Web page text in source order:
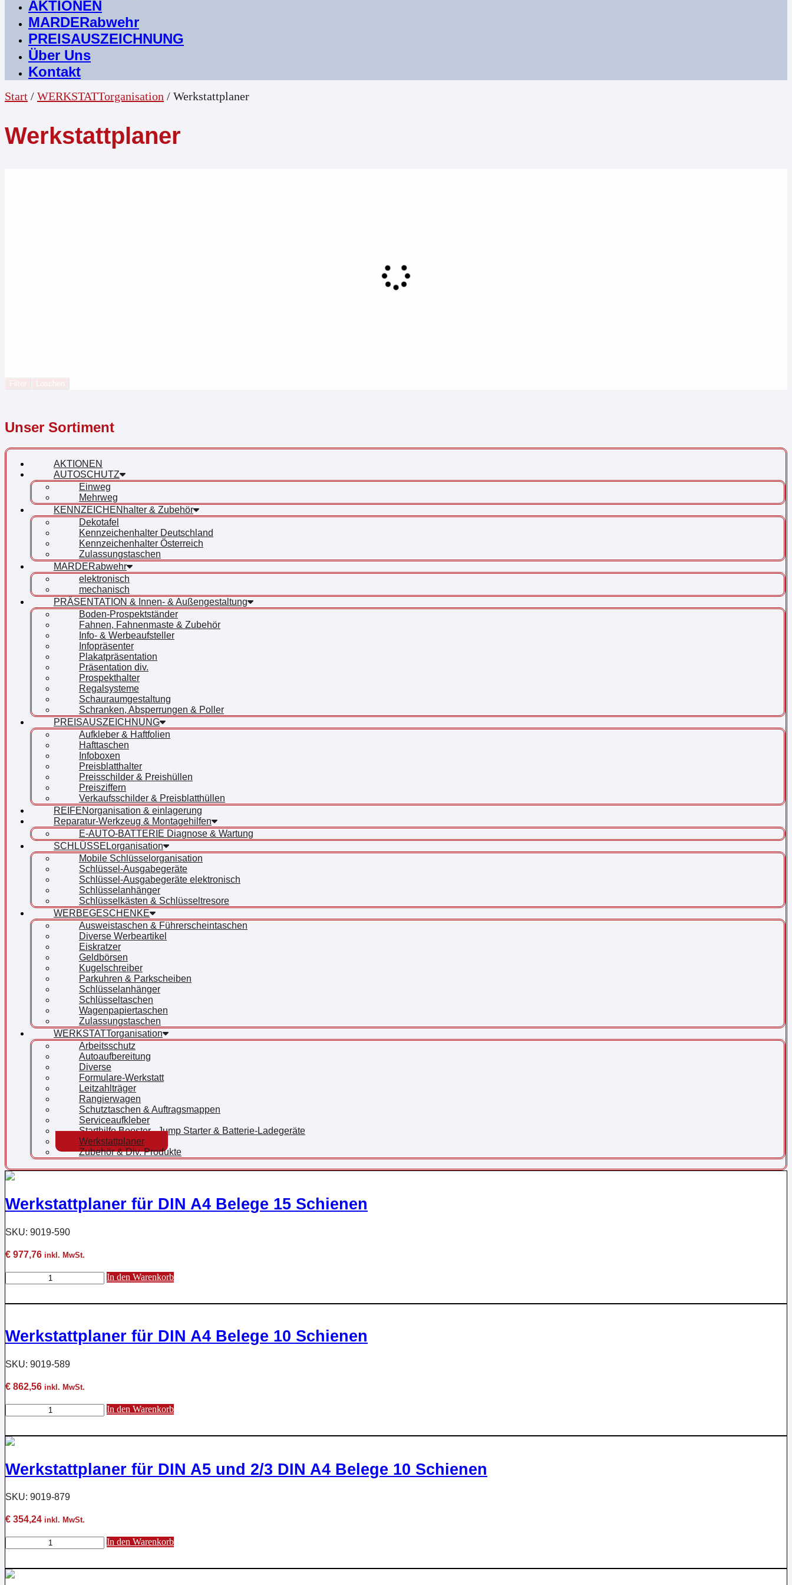
AKTIONEN
MARDERabwehr
PREISAUSZEICHNUNG
Über Uns
Kontakt
Start / WERKSTATTorganisation / Werkstattplaner
Werkstattplaner
Unser Sortiment
AKTIONEN
AUTOSCHUTZ
Einweg
Mehrweg
KENNZEICHENhalter & Zubehör
Dekotafel
Kennzeichenhalter Deutschland
Kennzeichenhalter Österreich
Zulassungstaschen
MARDERabwehr
elektronisch
mechanisch
PRÄSENTATION & Innen- & Außengestaltung
Boden-Prospektständer
Fahnen, Fahnenmaste & Zubehör
Info- & Werbeaufsteller
Infopräsenter
Plakatpräsentation
Präsentation div.
Prospekthalter
Regalsysteme
Schauraumgestaltung
Schranken, Absperrungen & Poller
PREISAUSZEICHNUNG
Aufkleber & Haftfolien
Hafttaschen
Infoboxen
Preisblatthalter
Preisschilder & Preishüllen
Preisziffern
Verkaufsschilder & Preisblatthüllen
REIFENorganisation & einlagerung
Reparatur-Werkzeug & Montagehilfen
E-AUTO-BATTERIE Diagnose & Wartung
SCHLÜSSELorganisation
Mobile Schlüsselorganisation
Schlüssel-Ausgabegeräte
Schlüssel-Ausgabegeräte elektronisch
Schlüsselanhänger
Schlüsselkästen & Schlüsseltresore
WERBEGESCHENKE
Ausweistaschen & Führerscheintaschen
Diverse Werbeartikel
Eiskratzer
Geldbörsen
Kugelschreiber
Parkuhren & Parkscheiben
Schlüsselanhänger
Schlüsseltaschen
Wagenpapiertaschen
Zulassungstaschen
WERKSTATTorganisation
Arbeitsschutz
Autoaufbereitung
Diverse
Formulare-Werkstatt
Leitzahlträger
Rangierwagen
Schutztaschen & Auftragsmappen
Serviceaufkleber
Starthilfe Booster , Jump Starter & Batterie-Ladegeräte
Werkstattplaner
Zubehör & Div. Produkte
Werkstattplaner für DIN A4 Belege 15 Schienen
SKU: 9019-590
€ 977,76 inkl. MwSt.
Werkstattplaner
für
15
Schienen
In den Warenkorb
Werkstattplaner für DIN A4 Belege 10 Schienen
SKU: 9019-589
€ 862,56 inkl. MwSt.
Werkstattplaner
für
A4
10
Schienen
In den Warenkorb
Werkstattplaner für DIN A5 und 2/3 DIN A4 Belege 10 Schienen
SKU: 9019-879
€ 354,24 inkl. MwSt.
Werkstattplaner
für
A5
In den Warenkorb